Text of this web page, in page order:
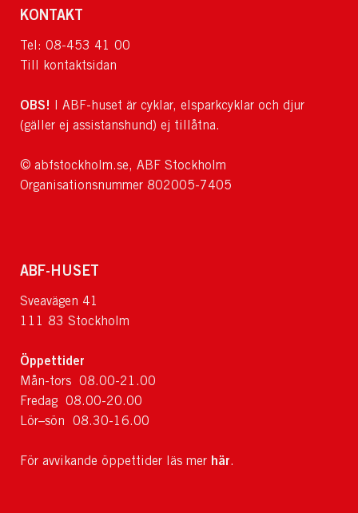
KONTAKT
Tel: 08-453 41 00
Till kontaktsidan
OBS!
I ABF-huset är cyklar, elsparkcyklar och djur
(gäller ej assistanshund) ej tillåtna.
© abfstockholm.se, ABF Stockholm
Organisationsnummer 802005-7405
ABF-HUSET
Sveavägen 41
111 83 Stockholm
Öppettider
Mån-tors 08.00-21.00
Fredag 08.00-20.00
Lör–sön 08.30-16.00
För avvikande öppettider läs mer här.